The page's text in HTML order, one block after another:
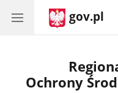
gov.pl
Ochrony